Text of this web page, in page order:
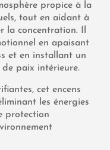
propice à la
tout en aidant à
la concentration. Il
en apaisant
et en installant un
paix intérieure.
cet encens
les énergies
protection